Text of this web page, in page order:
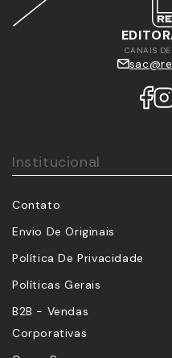
CANAIS
Institucional
Contato
Envio De Originais
Política De Privacidade
Políticas Gerais
B2B - Vendas
Corporativas